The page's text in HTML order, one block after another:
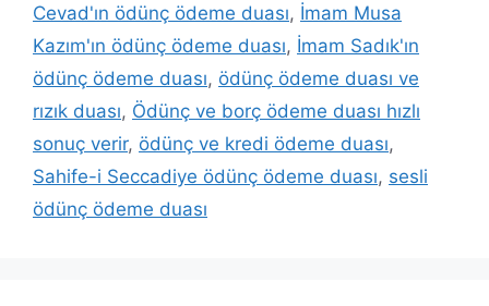
Cevad'ın ödünç ödeme duası, İmam Musa
Kazım'ın ödünç ödeme duası, İmam Sadık'ın
ödünç ödeme duası, ödünç ödeme duası ve
rızık duası, Ödünç ve borç ödeme duası hızlı
sonuç verir, ödünç ve kredi ödeme duası,
Sahife-i Seccadiye ödünç ödeme duası, sesli
ödünç ödeme duası